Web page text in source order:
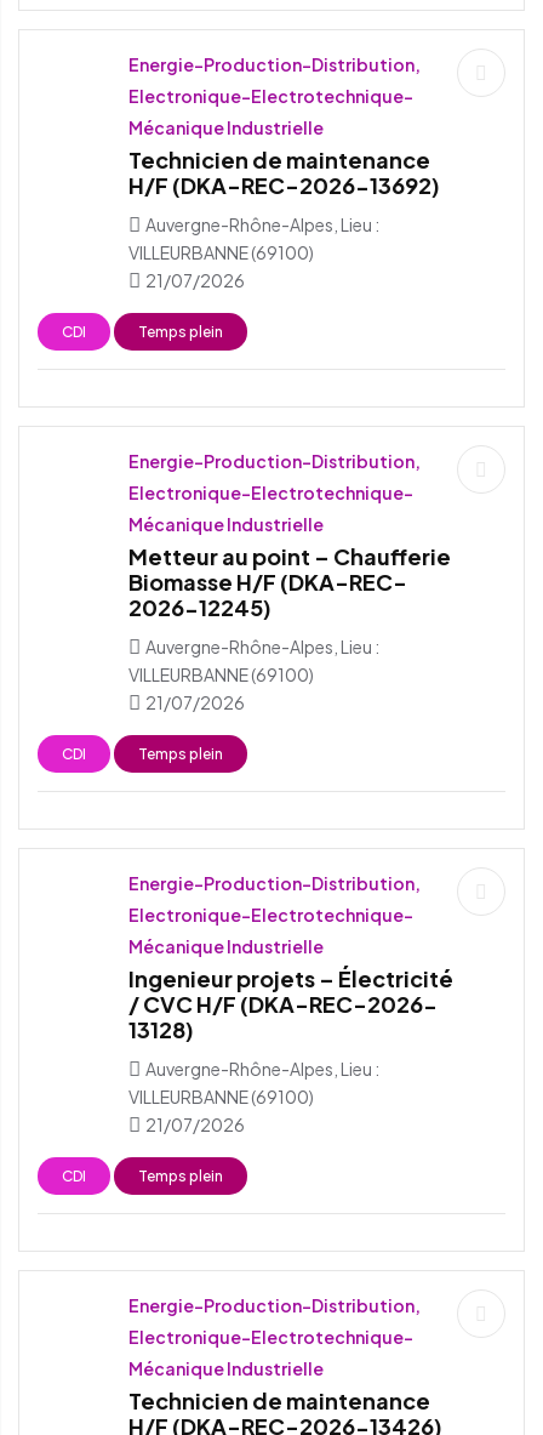
Energie-Production-Distribution,
Electronique-Electrotechnique-
Mécanique Industrielle
Technicien de maintenance
H/F (DKA-REC-2026-13692)
Auvergne-Rhône-Alpes, Lieu :
VILLEURBANNE (69100)
21/07/2026
CDI Temps plein
Energie-Production-Distribution,
Electronique-Electrotechnique-
Mécanique Industrielle
Metteur au point – Chaufferie
Biomasse H/F (DKA-REC-
2026-12245)
Auvergne-Rhône-Alpes, Lieu :
VILLEURBANNE (69100)
21/07/2026
CDI Temps plein
Energie-Production-Distribution,
Electronique-Electrotechnique-
Mécanique Industrielle
Ingenieur projets – Électricité
/ CVC H/F (DKA-REC-2026-
13128)
Auvergne-Rhône-Alpes, Lieu :
VILLEURBANNE (69100)
21/07/2026
CDI Temps plein
Energie-Production-Distribution,
Electronique-Electrotechnique-
Mécanique Industrielle
Technicien de maintenance
H/F (DKA-REC-2026-13426)